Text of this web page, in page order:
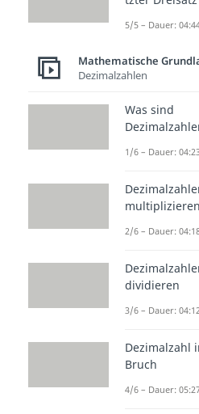
Was
Position
in einer
Anders als
„wie viele?“
5/5 – Dauer:
Mathematische
Dezimalzahlen
Was sind
1/6 – Dauer:
multiplizieren
2/6 – Dauer:
dividieren
3/6 – Dauer:
Dezimalzahl
Bruch
4/6 – Dauer: